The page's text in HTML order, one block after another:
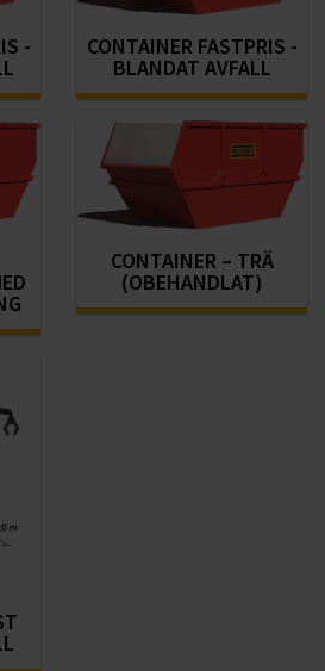
- CONTAINER FASTPRIS -
BLANDAT AVFALL
CONTAINER – TRÄ
(OBEHANDLAT)